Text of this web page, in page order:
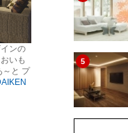
ンの
いも
と プ
5